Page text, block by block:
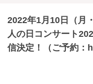
2022年1月10日（月
人の日コンサート
信決定！（ご予約：